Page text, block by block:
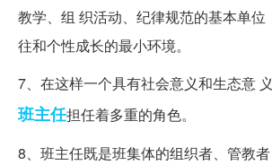
教学、组 织活动、纪律规范的基本单位
往和个性成长的最小环境。
7、在这样一个具有社会意义和生态意
班主任担任着多重的角色。
8、班主任既是班集体的组织者、管教者